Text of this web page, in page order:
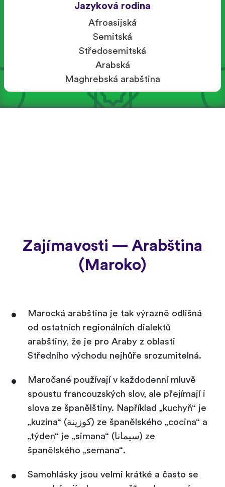
Jazyková rodina
Afroasijská
Semitská
Středosemitská
Arabská
Maghrebská arabština
Zajímavosti — Arabština
(Maroko)
Marocká arabština je tak výrazně odlišná
od ostatních regionálních dialektů
arabštiny, že je pro Araby z oblasti
Středního východu nejhůře srozumitelná.
Maročané používají v každodenní mluvě
spoustu francouzských slov, ale přejímají i
slova ze španělštiny. Například „kuchyň“ je
„kuzina“ (كوزينة) ze španělského „cocina“ a
„týden“ je „simana“ (سيمانا) ze
španělského „semana“.
Samohlásky jsou velmi krátké a často se